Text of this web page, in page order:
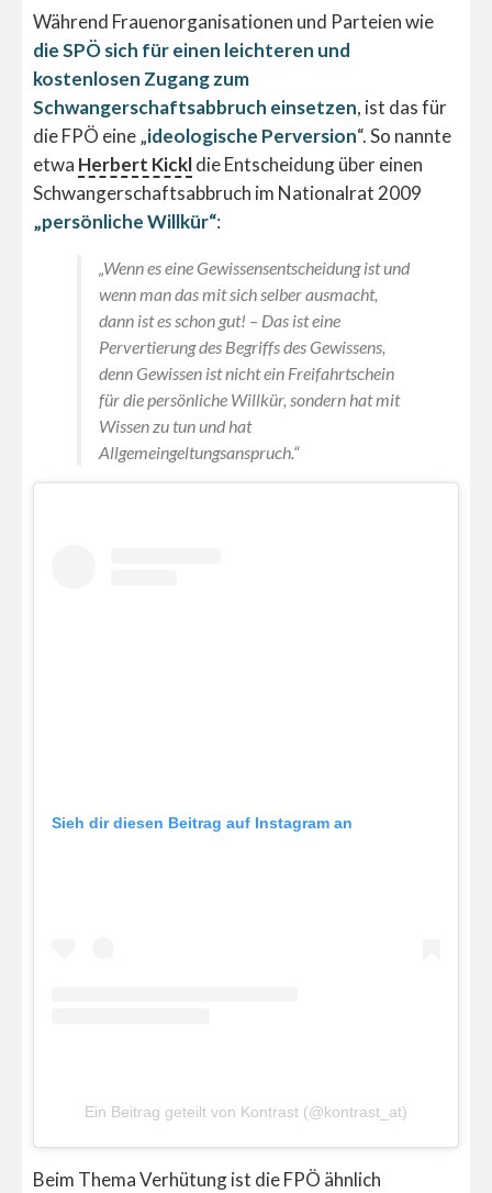
Während Frauenorganisationen und Parteien wie
die SPÖ sich für einen leichteren und
kostenlosen Zugang zum
Schwangerschaftsabbruch einsetzen, ist das für
die FPÖ eine „ideologische Perversion“. So nannte
etwa Herbert Kickldie Entscheidung über einen
Schwangerschaftsabbruch im Nationalrat 2009
„persönliche Willkür“:
„Wenn es eine Gewissensentscheidung ist und
wenn man das mit sich selber ausmacht,
dann ist es schon gut! – Das ist eine
Pervertierung des Begriffs des Gewissens,
denn Gewissen ist nicht ein Freifahrtschein
für die persönliche Willkür, sondern hat mit
Wissen zu tun und hat
Allgemeingeltungsanspruch.“
Sieh dir diesen Beitrag auf Instagram an
Ein Beitrag geteilt von Kontrast (@kontrast_at)
Beim Thema Verhütung ist die FPÖ ähnlich